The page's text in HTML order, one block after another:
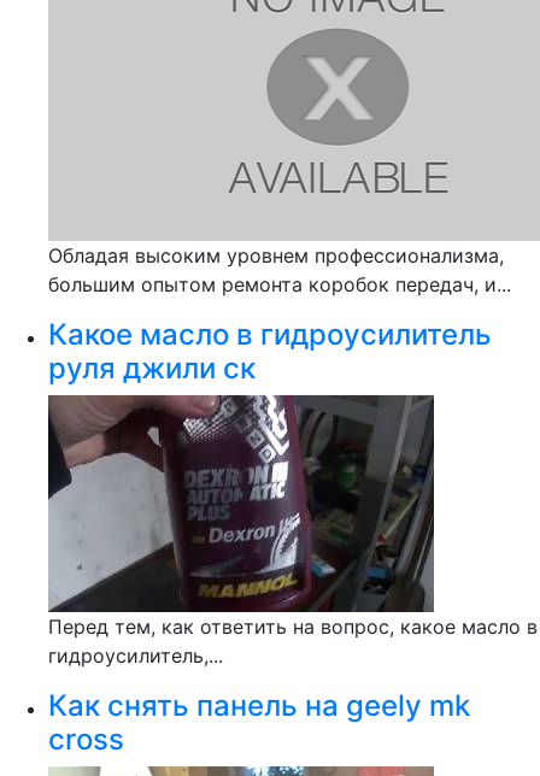
Обладая высоким уровнем профессионализма,
большим опытом ремонта коробок передач, и...
Какое масло в гидроусилитель
руля джили ск
Перед тем, как ответить на вопрос, какое масло в
гидроусилитель,...
Как снять панель на geely mk
cross